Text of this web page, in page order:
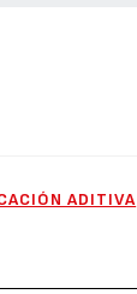
ADITIVA